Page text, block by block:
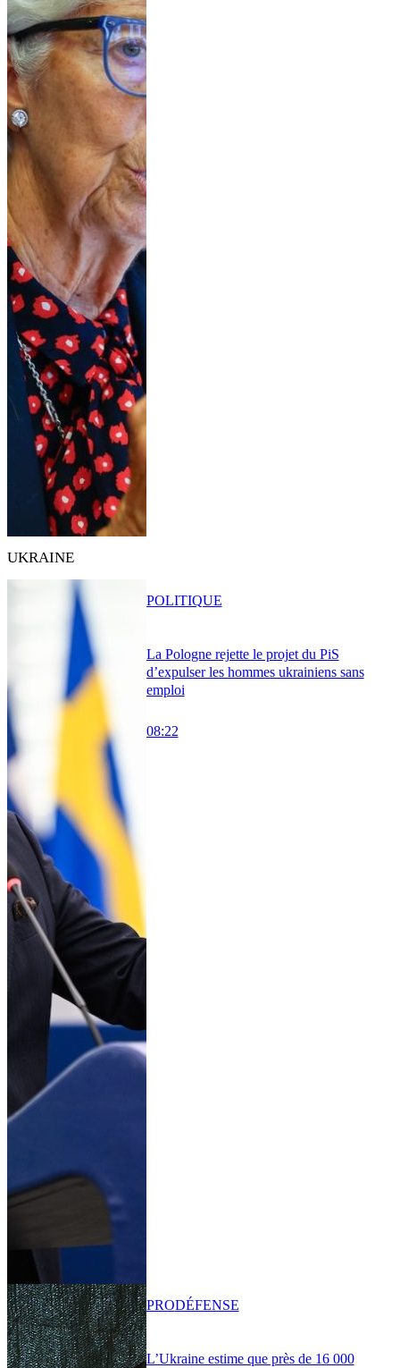
UKRAINE
La Pologne rejette le projet du PiS
d’expulser les hommes ukrainiens sans
emploi
08:22
POLITIQUE
L’Ukraine estime que près de 16 000
PRODÉFENSE